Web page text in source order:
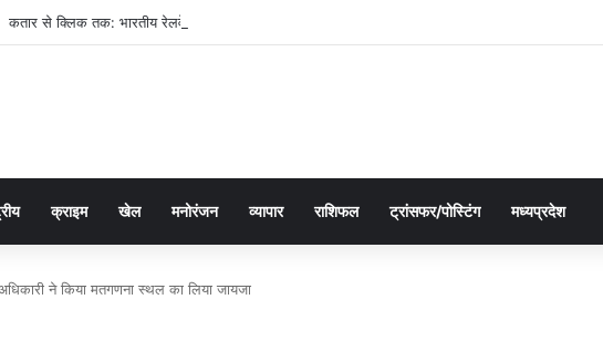
कतार से क्लिक तक: भारतीय रेलवे में यात्री आरक्षण के चार दशक
क्राइम खेल मनोरंजन व्यापार राशिफल ट्रांसफर/पोस्टिंग मध्यप्रदेश
अधिकारी ने किया मतगणना स्थल का लिया जायजा